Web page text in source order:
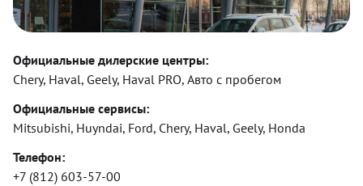
Официальные дилерские центры:
Chery, Haval, Geely, Haval PRO, Авто с пробегом
Официальные сервисы:
Mitsubishi, Huyndai, Ford, Chery, Haval, Geely, Honda
Телефон:
+7 (812) 603-57-00